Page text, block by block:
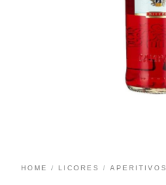
HOME / LICORES / APERITIVOS